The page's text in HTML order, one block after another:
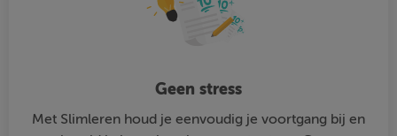
Geen stress
Met Slimleren houd je eenvoudig je voortgang bij en